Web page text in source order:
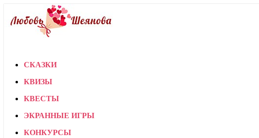
СКАЗКИ
КВИЗЫ
КВЕСТЫ
ЭКРАННЫЕ ИГРЫ
КОНКУРСЫ